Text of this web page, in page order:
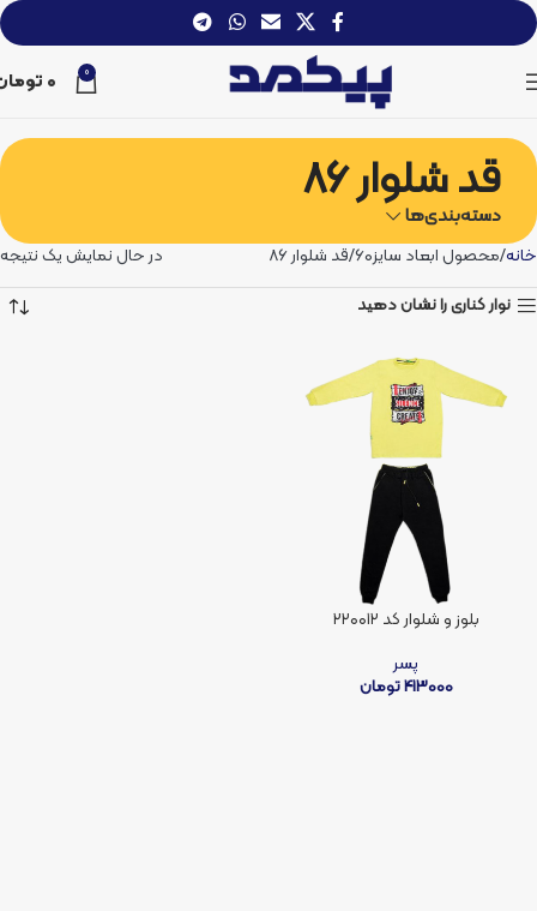
0
0
قد شلوار 86
دسته‌بندی‌ها
خانه محصول ابعاد سایز60 قد شلوار 86
در حال نمایش یک نتیجه
نوار کناری را نشان دهید
بلوز و شلوار کد ۲۲۰۰۱۲
پسر
413000تومان